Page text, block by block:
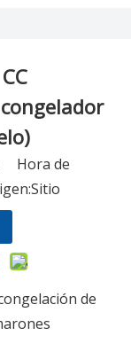
Hora de
Sitio
de